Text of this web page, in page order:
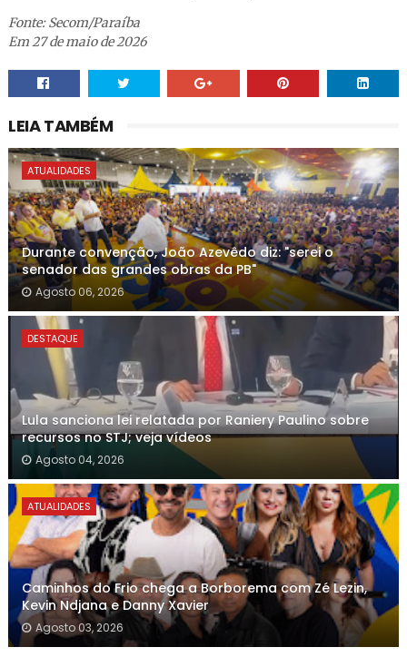
Fonte: Secom/Paraíba
Em 27 de maio de 2026
LEIA TAMBÉM
ATUALIDADES
Durante convenção, João Azevêdo diz: "serei o
senador das grandes obras da PB"
Agosto 06, 2026
DESTAQUE
Lula sanciona lei relatada por Raniery Paulino sobre
recursos no STJ; veja vídeos
Agosto 04, 2026
ATUALIDADES
Caminhos do Frio chega a Borborema com Zé Lezin,
Kevin Ndjana e Danny Xavier
Agosto 03, 2026